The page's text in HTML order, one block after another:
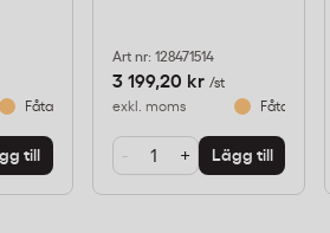
Fåtal i lager
till
Art nr: 128471514
3 199,20 kr /st
exkl. moms
Fåtal i lager
- + Lägg till